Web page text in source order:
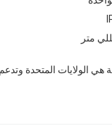
هي الولايات المتحدة